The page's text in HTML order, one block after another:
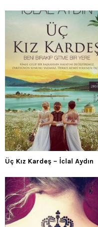
Üç Kız Kardeş – İclal Aydın